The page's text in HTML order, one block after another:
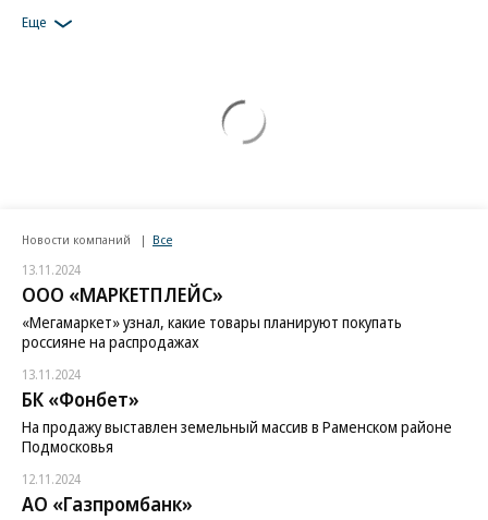
Еще
Новости компаний Все
13.11.2024
ООО «МАРКЕТПЛЕЙС»
«Мегамаркет» узнал, какие товары планируют покупать
россияне на распродажах
13.11.2024
БК «Фонбет»
На продажу выставлен земельный массив в Раменском районе
Подмосковья
12.11.2024
АО «Газпромбанк»